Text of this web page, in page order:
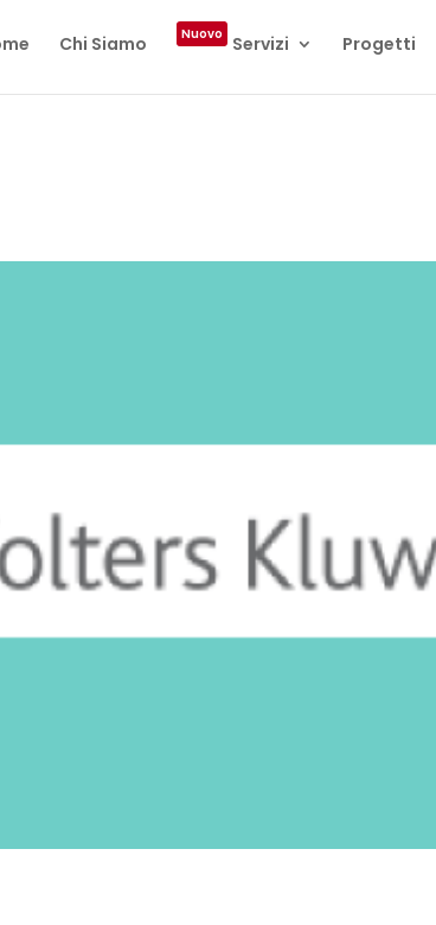
Chi Siamo Nuovo Servizi Progetti